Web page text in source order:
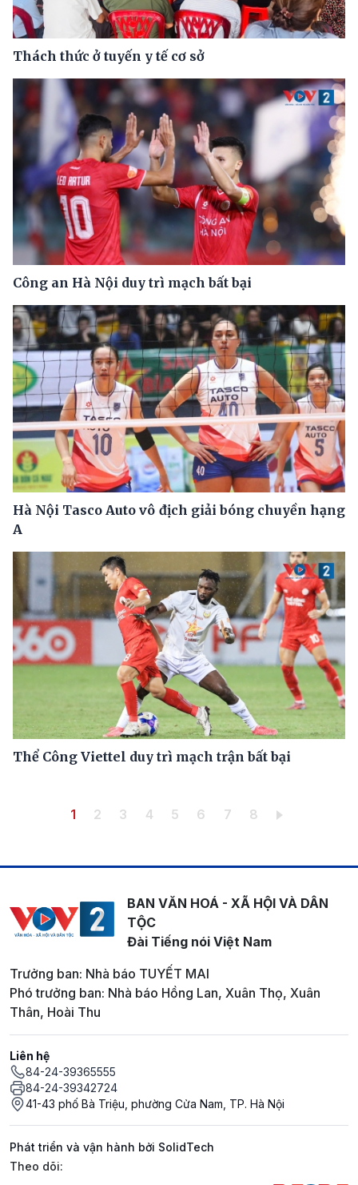
Thách thức ở tuyến y tế cơ sở
Công an Hà Nội duy trì mạch bất bại
Hà Nội Tasco Auto vô địch giải bóng chuyền hạng
A
Thể Công Viettel duy trì mạch trận bất bại
PaginationTrang hiện thời
1 Trang
2 Trang
3 Trang
4 Trang
5 Trang
6 Trang
7 Trang
8
BAN VĂN HOÁ - XÃ HỘI VÀ DÂN
TỘC
Đài Tiếng nói Việt Nam
Trưởng ban: Nhà báo TUYẾT MAI
Phó trưởng ban: Nhà báo Hồng Lan, Xuân Thọ, Xuân
Thân, Hoài Thu
Liên hệ
84-24-39365555
84-24-39342724
41-43 phố Bà Triệu, phường Cửa Nam, TP. Hà Nội
Phát triển và vận hành bởi SolidTech
Mạng xã hội
Theo dõi: